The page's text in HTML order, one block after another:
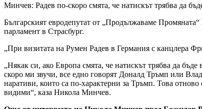
Минчев: Радев по-скоро смята, че натискът трябва да
Българският евродепутат от „Продължаваме Промяната“
парламент в Страсбург.
„При визитата на Румен Радев в Германия с канцлера
„Някак си, ако Европа смята, че натискът трябва да
скоро ми звучи, все едно говорят Доналд Тръмп или
наративи, които са по-характерни за Тръмп. Това
видими“, каза Никола Минчев.